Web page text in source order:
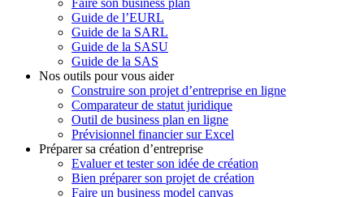
Faire son business plan
Guide de l’EURL
Guide de la SARL
Guide de la SASU
Guide de la SAS
Nos outils pour vous aider
Construire son projet d’entreprise en ligne
Comparateur de statut juridique
Outil de business plan en ligne
Prévisionnel financier sur Excel
Préparer sa création d’entreprise
Evaluer et tester son idée de création
Bien préparer son projet de création
Faire un business model canvas